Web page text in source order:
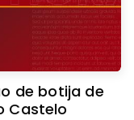
de botija de
Castelo